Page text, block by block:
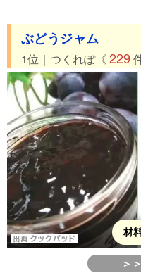
ぶどうジャム
1位｜つくれぽ《 229
材
＞